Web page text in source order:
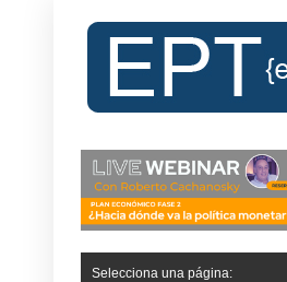
Selecciona una página: